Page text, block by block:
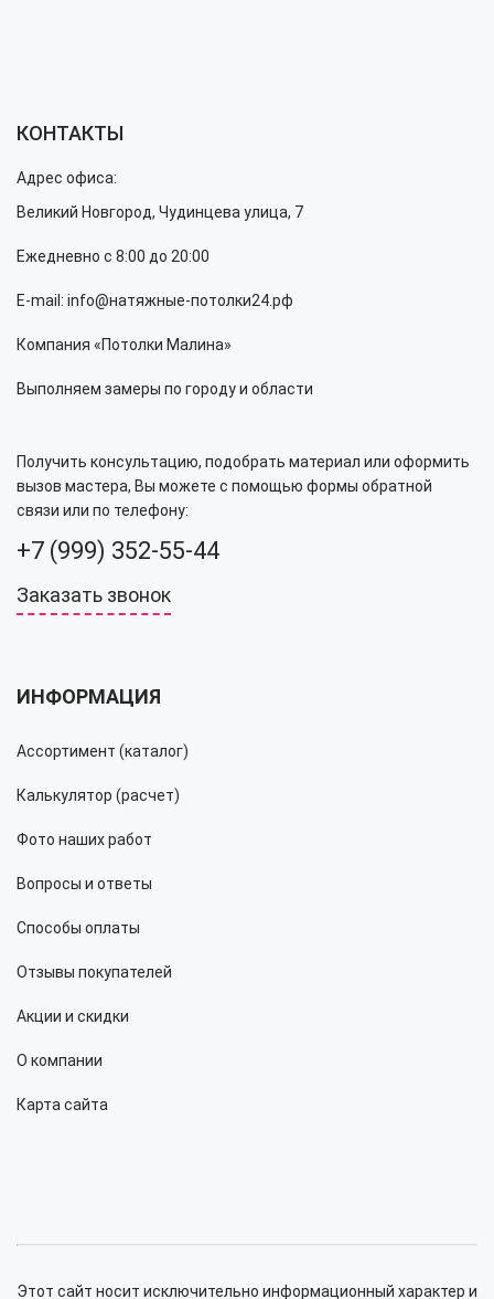
КОНТАКТЫ
Адрес офиса:
Великий Новгород, Чудинцева улица, 7
Ежедневно с 8:00 до 20:00
E-mail: info@натяжные-потолки24.рф
Компания «Потолки Малина»
Выполняем замеры по городу и области
Получить консультацию, подобрать материал или оформить
вызов мастера, Вы можете с помощью формы обратной
связи или по телефону:
+7 (999) 352-55-44
Заказать звонок
ИНФОРМАЦИЯ
Ассортимент (каталог)
Калькулятор (расчет)
Фото наших работ
Вопросы и ответы
Способы оплаты
Отзывы покупателей
Акции и скидки
О компании
Карта сайта
Этот сайт носит исключительно информационный характер и